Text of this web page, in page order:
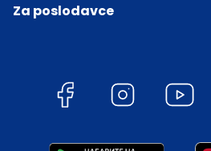
Za poslodavce